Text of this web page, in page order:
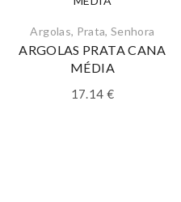
Argolas, Prata,Senhora
ARGOLAS PRATA CANA
MÉDIA
17.14 €